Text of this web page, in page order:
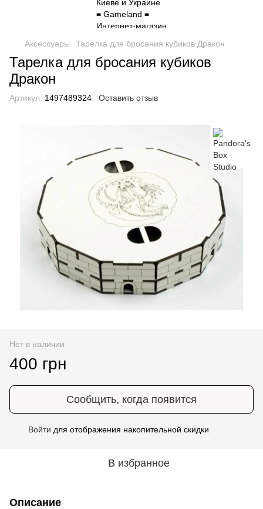
Аксессуары Тарелка для бросания кубиков Дракон
Тарелка для бросания кубиков
Дракон
Артикул: 1497489324 Оставить отзыв
Нет в наличии
400 грн
Сообщить, когда появится
Войти для отображения накопительной скидки
В избранное
Описание